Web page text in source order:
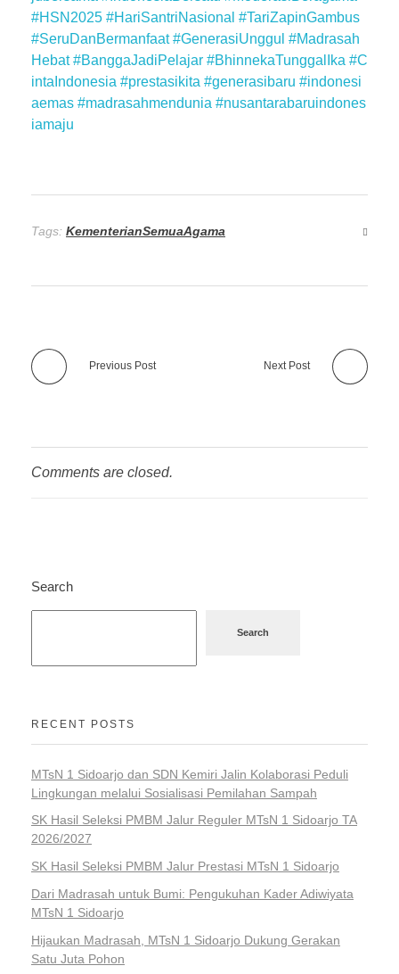
#HSN2025 #HariSantriNasional #TariZapinGambus
#SeruDanBermanfaat #GenerasiUnggul #Madrasah
Hebat #BanggaJadiPelajar #BhinnekaTunggalIka #C
intaIndonesia #prestasikita #generasibaru #indonesi
aemas #madrasahmendunia #nusantarabaruindones
iamaju
Tags: KementerianSemuaAgama
Previous Post Next Post
Comments are closed.
Search
Search
RECENT POSTS
MTsN 1 Sidoarjo dan SDN Kemiri Jalin Kolaborasi Peduli
Lingkungan melalui Sosialisasi Pemilahan Sampah
SK Hasil Seleksi PMBM Jalur Reguler MTsN 1 Sidoarjo TA
2026/2027
SK Hasil Seleksi PMBM Jalur Prestasi MTsN 1 Sidoarjo
Dari Madrasah untuk Bumi: Pengukuhan Kader Adiwiyata
MTsN 1 Sidoarjo
Hijaukan Madrasah, MTsN 1 Sidoarjo Dukung Gerakan
Satu Juta Pohon